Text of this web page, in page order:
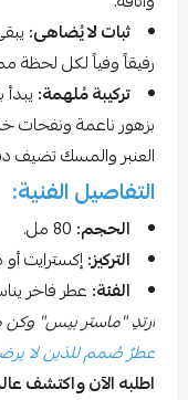
ثبات لا يُضاهى:
رفيقاً وفياً لكل لحظة
تركيبة مُلهمة:
بزهور ناعمة ونفحات
العنبر والمسك تضيف
التفاصيل الفنية:
الحجم:
التركيز:إكسترايت أو
الفئة: عطر فاخر
ارتدِ "ماستر بيس" وكن
عطرٌ صُمم للذين لا
اطلبه الآن واكتشف